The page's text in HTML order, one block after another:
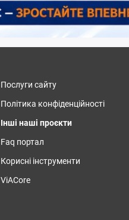
Послуги сайту
Політика конфіденційності
Інші наші проєкти
Faq портал
Корисні інструменти
ViACore